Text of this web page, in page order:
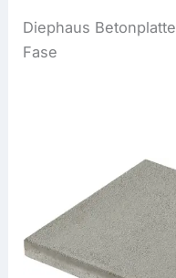
Diephaus
Fase